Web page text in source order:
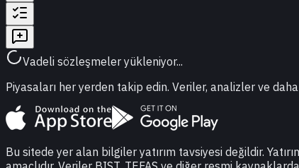
Vadeli sözleşmeler yükleniyor...
Piyasaları her yerden takip edin. Veriler, analizler ve
Bu sitede yer alan bilgiler yatırım tavsiyesi değildir.